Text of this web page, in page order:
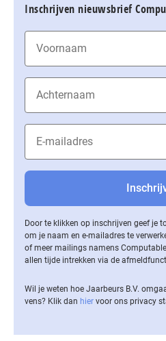
Inschrijven nieuwsbrief
Door te klikken op inschrijven geef je
om je naam en e-mailadres te
of meer mailings namens
allen tijde intrekken via de
Wil je weten hoe Jaarbeurs B.V.
vens? Klik dan hier voor ons privacy